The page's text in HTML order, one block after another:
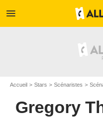
menu
Accueil Stars Scénaristes
Gregory